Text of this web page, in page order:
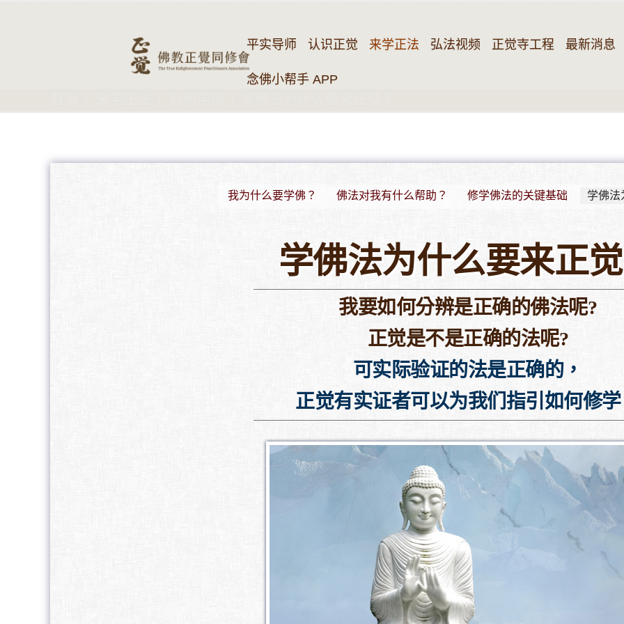
平实导师 认识正觉 来学正法 弘法视频 正觉寺工程 最新消息
念佛小帮手 APP
我为什么要学佛？ 佛法对我有什么帮助？ 修学佛法的关键基础 学佛法
学佛法为什么要来正
我要如何分辨是正确的佛法呢?
正觉是不是正确的法呢?
可实际验证的法是正确的，
正觉有实证者可以为我们指引如何修